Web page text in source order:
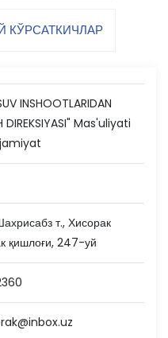
INSHOOTLARIDAN
DIREKSIYASI" Mas'uliyati
т., Хисорак
қишлоғи, 247-уй